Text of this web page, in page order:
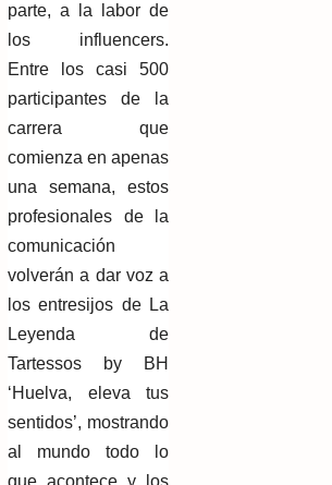
parte, a la labor de
los influencers.
Entre los casi 500
participantes de la
carrera que
comienza en apenas
una semana, estos
profesionales de la
comunicación
volverán a dar voz a
los entresijos de La
Leyenda de
Tartessos by BH
‘Huelva, eleva tus
sentidos’, mostrando
al mundo todo lo